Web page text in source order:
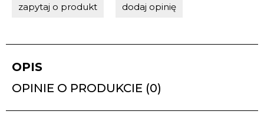
zapytaj o produkt dodaj opinię
OPIS
OPINIE O PRODUKCIE (0)